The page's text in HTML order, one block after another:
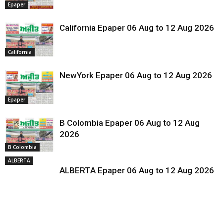
Epaper
California
California Epaper 06 Aug to 12 Aug 2026
Epaper
NewYork Epaper 06 Aug to 12 Aug 2026
B Colombia
B Colombia Epaper 06 Aug to 12 Aug
2026
ALBERTA
ALBERTA Epaper 06 Aug to 12 Aug 2026